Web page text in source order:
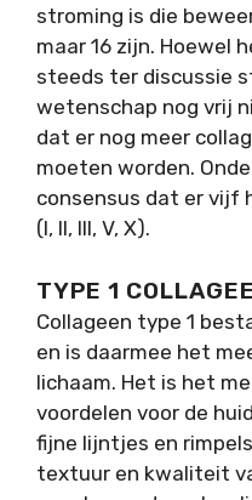
stroming is die
maar 16 zijn. Hoewel
steeds ter discussie
wetenschap nog vrij
dat er nog meer
moeten worden.
consensus dat er vijf
(I, II, III, V, X).
TYPE 1
Collageen type 1
en is daarmee het
lichaam. Het is het
voordelen voor de
fijne lijntjes en
textuur en kwaliteit